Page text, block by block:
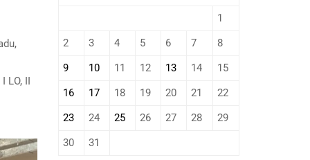
LO, II
1
2
3 4 5 6 7
8
9
10 11 12 13 14
15
16
17 18 19 20 21
22
23
24 25 26 27 28
29
30
31